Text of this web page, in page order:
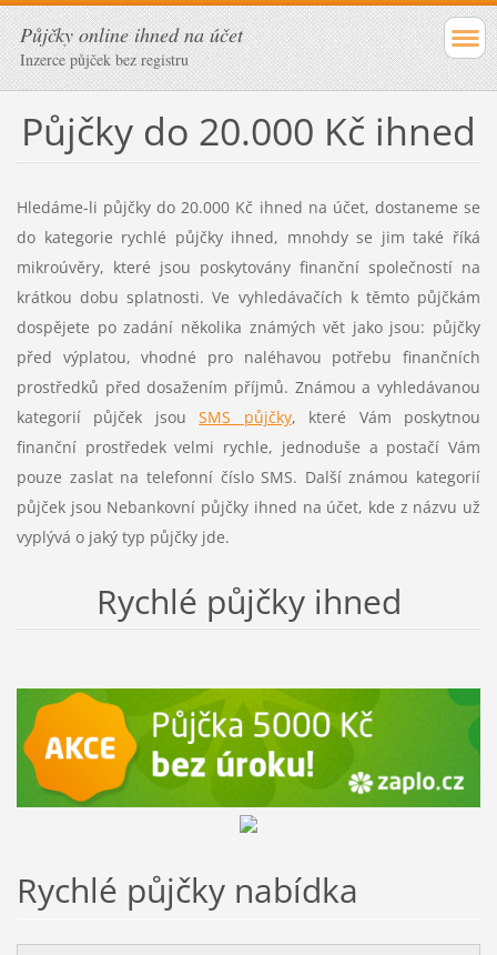
Půjčky online ihned na účet
Inzerce půjček bez registru
Půjčky do 20.000 Kč ihned
Hledáme-li půjčky do 20.000 Kč ihned na účet, dostaneme se
do kategorie rychlé půjčky ihned, mnohdy se jim také říká
mikroúvěry, které jsou poskytovány finanční společností na
krátkou dobu splatnosti. Ve vyhledávačích k těmto půjčkám
dospějete po zadání několika známých vět jako jsou: půjčky
před výplatou, vhodné pro naléhavou potřebu finančních
prostředků před dosažením příjmů. Známou a vyhledávanou
kategorií půjček jsouSMS půjčky, které Vám poskytnou
finanční prostředek velmi rychle, jednoduše a postačí Vám
pouze zaslat na telefonní číslo SMS. Další známou kategorií
půjček jsou Nebankovní půjčky ihned na účet, kde z názvu už
vyplývá o jaký typ půjčky jde.
Rychlé půjčky ihned
Rychlé půjčky nabídka